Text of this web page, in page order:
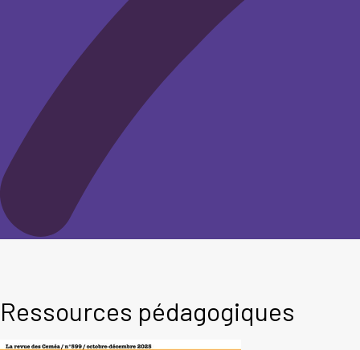
Ressources pédagogiques